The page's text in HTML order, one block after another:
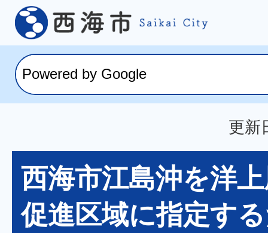
更新
西海市江島沖を洋
促進区域に指定す